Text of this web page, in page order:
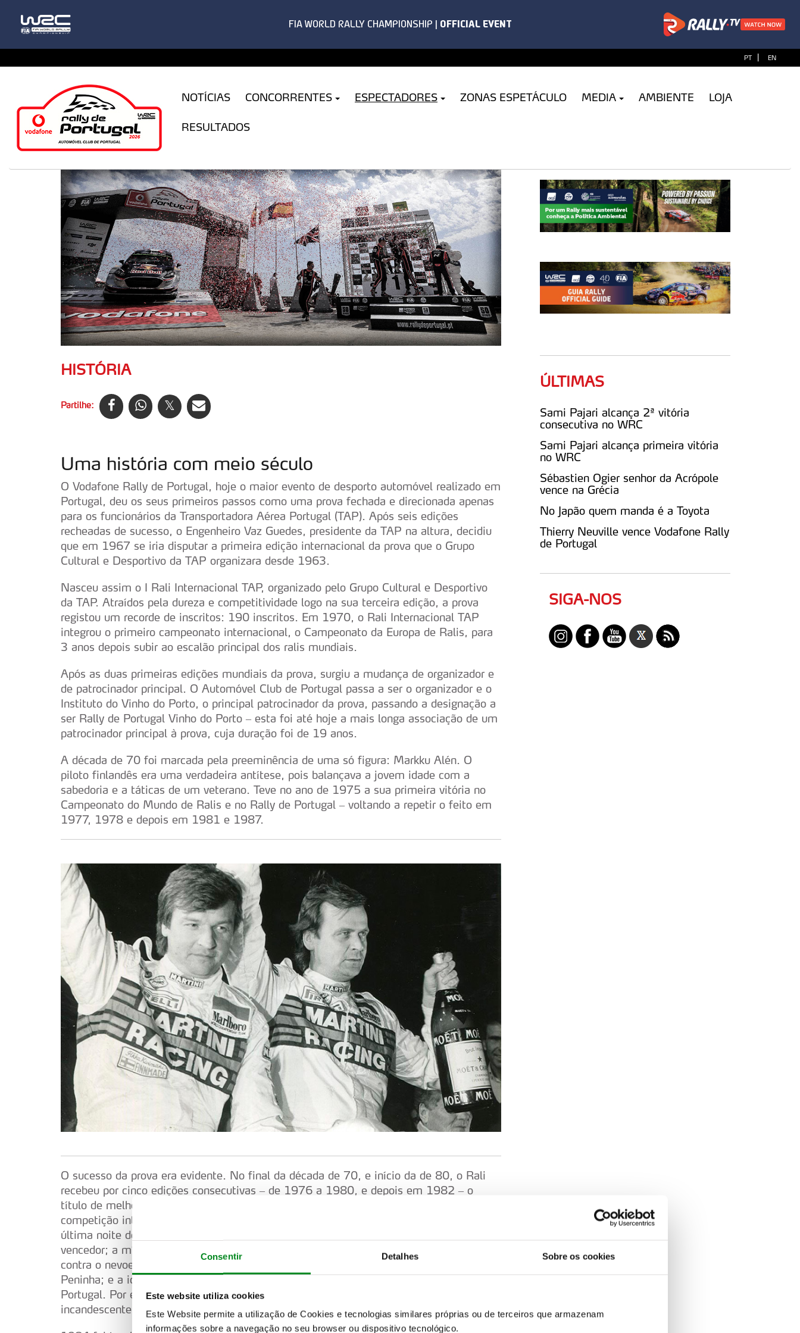
Consentir Detalhes Sobre os cookies
Este website utiliza cookies
Este Website permite a utilização de Cookies e tecnologias similares próprias ou de terceiros que armazenam
informações sobre a navegação no seu browser ou dispositivo tecnológico.
PT | EN
NOTÍCIAS CONCORRENTES ESPECTADORES ZONAS ESPETÁCULO MEDIA AMBIENTE LOJA
RESULTADOS
HISTÓRIA
Partilhe:
Uma história com meio século
O Vodafone Rally de Portugal, hoje o maior evento de desporto automóvel realizado em
Portugal, deu os seus primeiros passos como uma prova fechada e direcionada apenas
para os funcionários da Transportadora Aérea Portugal (TAP). Após seis edições
recheadas de sucesso, o Engenheiro Vaz Guedes, presidente da TAP na altura, decidiu
que em 1967 se iria disputar a primeira edição internacional da prova que o Grupo
Cultural e Desportivo da TAP organizara desde 1963.
Nasceu assim o I Rali Internacional TAP, organizado pelo Grupo Cultural e Desportivo
da TAP. Atraídos pela dureza e competitividade logo na sua terceira edição, a prova
registou um recorde de inscritos: 190 inscritos. Em 1970, o Rali Internacional TAP
integrou o primeiro campeonato internacional, o Campeonato da Europa de Ralis, para
3 anos depois subir ao escalão principal dos ralis mundiais.
Após as duas primeiras edições mundiais da prova, surgiu a mudança de organizador e
de patrocinador principal. O Automóvel Club de Portugal passa a ser o organizador e o
Instituto do Vinho do Porto, o principal patrocinador da prova, passando a designação a
ser Rally de Portugal Vinho do Porto – esta foi até hoje a mais longa associação de um
patrocinador principal à prova, cuja duração foi de 19 anos.
A década de 70 foi marcada pela preeminência de uma só figura: Markku Alén. O
piloto finlandês era uma verdadeira antítese, pois balançava a jovem idade com a
sabedoria e a táticas de um veterano. Teve no ano de 1975 a sua primeira vitória no
Campeonato do Mundo de Ralis e no Rally de Portugal – voltando a repetir o feito em
1977, 1978 e depois em 1981 e 1987.
O sucesso da prova era evidente. No final da década de 70, e início da de 80, o Rali
recebeu por cinco edições consecutivas – de 1976 a 1980, e depois em 1982 – o
título de melhor Rali do Mundo. Estes foram sem dúvida tempos de ouro para a
competição internacional, com vários momentos que marcaram para sempre o Rally: a
última noite do Grande Prémio de Sintra em 1978, que consagrou Alén como o grande
vencedor; a mítica passagem de Walter Röhrl em Arganil, numa depauperante batalha
contra o nevoeiro; a impressionante vitória de Alén após arrancar uma roda no troço da
Peninha; e a icónica vitória de Michèle Mouton, a única mulher a vencer o Rally de
Portugal. Por esta altura, a emoção em torno das provas estava ao rubro, a paixão era
incandescente, e a vontade por mais incomensurável.
ÚLTIMAS
Sami Pajari alcança 2ª vitória
consecutiva no WRC
Sami Pajari alcança primeira vitória
no WRC
Sébastien Ogier senhor da Acrópole
vence na Grécia
No Japão quem manda é a Toyota
Thierry Neuville vence Vodafone Rally
de Portugal
SIGA-NOS